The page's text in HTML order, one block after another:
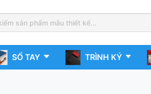
SỔ TAY TRÌNH KÝ